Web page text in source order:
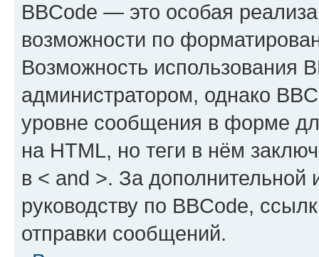
BBCode — это особая
возможности по
Возможность использования
администратором, однако
уровне сообщения в форме
на HTML, но теги в нём
в < and >. За
руководству по BBCode,
отправки сообщений.